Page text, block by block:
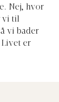
Nej, hvor
vi til
vi bader
Livet er